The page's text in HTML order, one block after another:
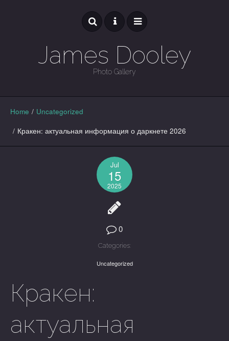
James Dooley
Photo Gallery
GALLERY
Home / Uncategorized
/ Кракен: актуальная информация о даркнете 2026
Jul
15
2025
0
Categories:
Uncategorized
Кракен:
актуальная